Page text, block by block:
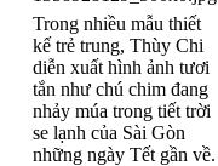
Trong nhiều mẫu thiết
kế trẻ trung, Thùy Chi
diễn xuất hình ảnh tươi
tắn như chú chim đang
nhảy múa trong tiết trời
se lạnh của Sài Gòn
những ngày Tết gần về.